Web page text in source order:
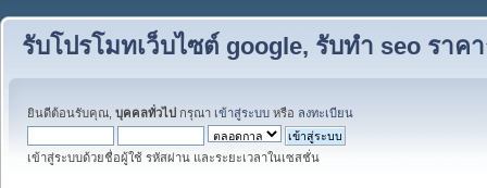
รับโปรโมทเว็บไซต์ google, รับทำ seo ราค
ยินดีต้อนรับคุณ, บุคคลทั่วไป กรุณา เข้าสู่ระบบ หรือ ลงทะเบียน
เข้าสู่ระบบด้วยชื่อผู้ใช้ รหัสผ่าน และระยะเวลาในเซสชั่น